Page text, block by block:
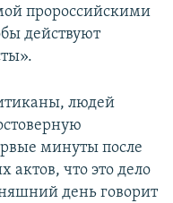
пророссийскими
действуют
людей
минуты после
актов, что это дело
день говорит